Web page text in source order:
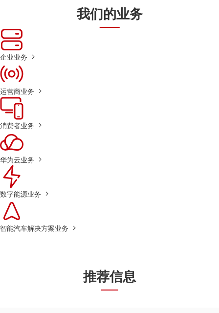
我们的业务
企业业务
运营商业务
消费者业务
华为云业务
数字能源业务
智能汽车解决方案业务
推荐信息